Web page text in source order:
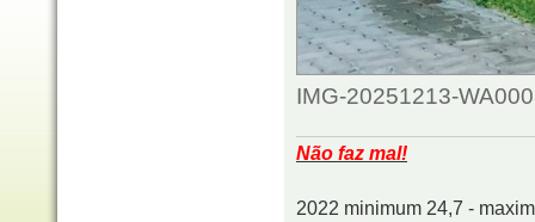
IMG-20251213-
Não faz mal!
2022 minimum 24,7 -